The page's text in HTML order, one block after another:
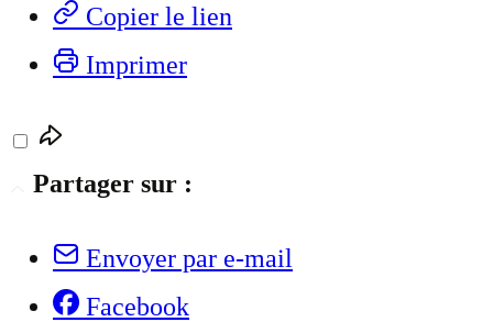
Copier le lien
Imprimer
Partager sur :
Envoyer par e-mail
Facebook